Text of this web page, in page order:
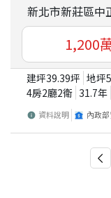
新北市新莊區中
1,200
建坪39.39坪 地坪
4房2廳2衛 31.7年
資料說明 內政